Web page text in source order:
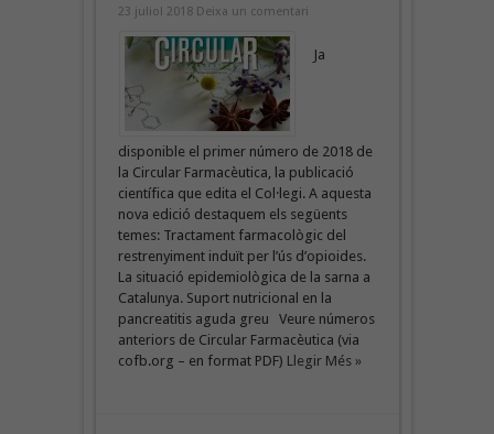
23 juliol 2018 Deixa un comentari
Ja
disponible el primer número de 2018 de
la Circular Farmacèutica, la publicació
científica que edita el Col·legi. A aquesta
nova edició destaquem els següents
temes: Tractament farmacològic del
restrenyiment induït per l’ús d’opioides.
La situació epidemiològica de la sarna a
Catalunya. Suport nutricional en la
pancreatitis aguda greu Veure números
anteriors de Circular Farmacèutica (via
cofb.org – en format PDF) Llegir Més »